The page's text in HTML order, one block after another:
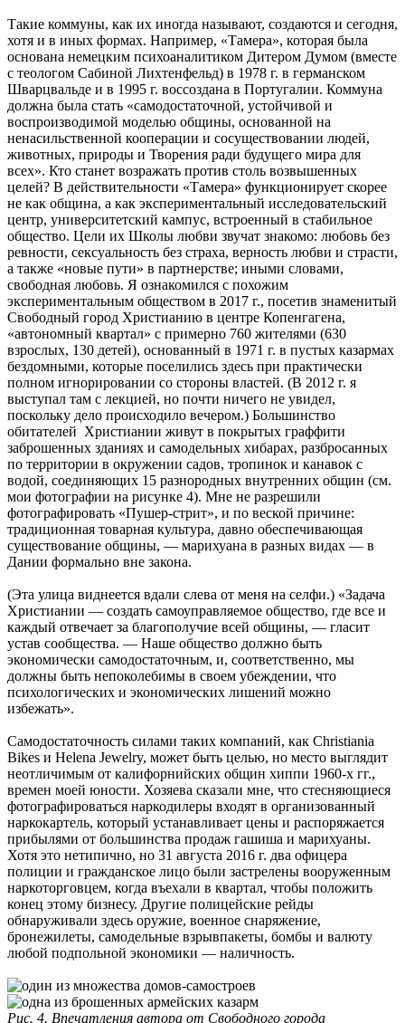
Такие коммуны, как их иногда называют, создаются и сегодня,
хотя и в иных формах. Например, «Тамера», которая была
основана немецким психоаналитиком Дитером Думом (вместе
с теологом Сабиной Лихтенфельд) в 1978 г. в германском
Шварцвальде и в 1995 г. воссоздана в Португалии. Коммуна
должна была стать «самодостаточной, устойчивой и
воспроизводимой моделью общины, основанной на
ненасильственной кооперации и сосуществовании людей,
животных, природы и Творения ради будущего мира для
всех». Кто станет возражать против столь возвышенных
целей? В действительности «Тамера» функционирует скорее
не как община, а как экспериментальный исследовательский
центр, университетский кампус, встроенный в стабильное
общество. Цели их Школы любви звучат знакомо: любовь без
ревности, сексуальность без страха, верность любви и страсти,
а также «новые пути» в партнерстве; иными словами,
свободная любовь. Я ознакомился с похожим
экспериментальным обществом в 2017 г., посетив знаменитый
Свободный город Христианию в центре Копенгагена,
«автономный квартал» с примерно 760 жителями (630
взрослых, 130 детей), основанный в 1971 г. в пустых казармах
бездомными, которые поселились здесь при практически
полном игнорировании со стороны властей. (В 2012 г. я
выступал там с лекцией, но почти ничего не увидел,
поскольку дело происходило вечером.) Большинство
обитателей Христиании живут в покрытых граффити
заброшенных зданиях и самодельных хибарах, разбросанных
по территории в окружении садов, тропинок и канавок с
водой, соединяющих 15 разнородных внутренних общин (см.
мои фотографии на рисунке 4). Мне не разрешили
фотографировать «Пушер-стрит», и по веской причине:
традиционная товарная культура, давно обеспечивающая
существование общины, — марихуана в разных видах — в
Дании формально вне закона.
(Эта улица виднеется вдали слева от меня на селфи.) «Задача
Христиании — создать самоуправляемое общество, где все и
каждый отвечает за благополучие всей общины, — гласит
устав сообщества. — Наше общество должно быть
экономически самодостаточным, и, соответственно, мы
должны быть непоколебимы в своем убеждении, что
психологических и экономических лишений можно
избежать».
Самодостаточность силами таких компаний, как Christiania
Bikes и Helena Jewelry, может быть целью, но место выглядит
неотличимым от калифорнийских общин хиппи 1960-х гг.,
времен моей юности. Хозяева сказали мне, что стесняющиеся
фотографироваться наркодилеры входят в организованный
наркокартель, который устанавливает цены и распоряжается
прибылями от большинства продаж гашиша и марихуаны.
Хотя это нетипично, но 31 августа 2016 г. два офицера
полиции и гражданское лицо были застрелены вооруженным
наркоторговцем, когда въехали в квартал, чтобы положить
конец этому бизнесу. Другие полицейские рейды
обнаруживали здесь оружие, военное снаряжение,
бронежилеты, самодельные взрывпакеты, бомбы и валюту
любой подпольной экономики — наличность.
Рис. 4. Впечатления автора от Свободного города